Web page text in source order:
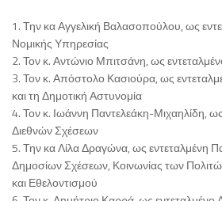
1. Την κα Αγγελική Βαλασοπούλου, ως
Νομικής Υπηρεσίας
2. Τον κ. Αντώνιο Μπιτσάνη, ως
3. Τον κ. Απόστολο Κασιούρα, ως
και τη Δημοτική Αστυνομία
4. Τον κ. Ιωάννη Παντελεάκη-Μιχαηλίδη,
Διεθνών Σχέσεων
5. Την κα Λίλα Δραγώνα, ως εντεταλμένη
Δημοσίων Σχέσεων, Κοινωνίας των
και Εθελοντισμού